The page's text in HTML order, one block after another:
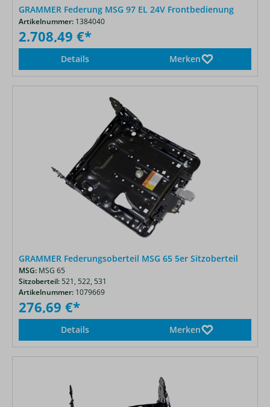
GRAMMER Federung MSG 97 EL 24V Frontbedienung
Artikelnummer: 1384040
2.708,49 €*
Details Merken
GRAMMER Federungsoberteil MSG 65 5er Sitzoberteil
MSG: MSG 65
Sitzoberteil:521, 522, 531
Artikelnummer: 1079669
276,69 €*
Details Merken